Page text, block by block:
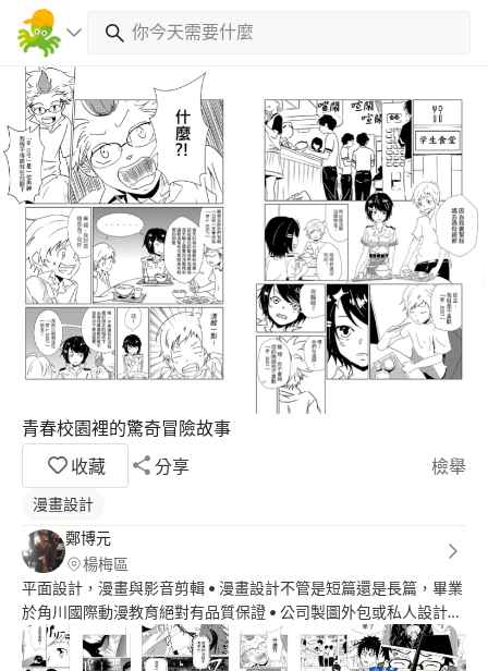
青春校園裡的驚奇冒險故事
收藏
分享 檢舉
漫畫設計
鄭博元
楊梅區
平面設計，漫畫與影音剪輯 • 漫畫設計不管是短篇還是長篇，畢業
於角川國際動漫教育絕對有品質保證 • 公司製圖外包或私人設計需
求皆可 • 海報、logo、角色設計、方案數皆不拘 歡迎有需求或是想
了解的朋友來詢問^^